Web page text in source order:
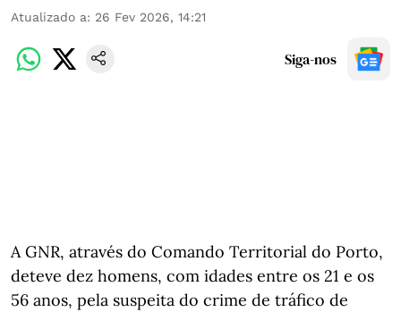
Atualizado a: 26 Fev 2026, 14:21
Siga-nos
A GNR, através do Comando Territorial do Porto,
deteve dez homens, com idades entre os 21 e os
56 anos, pela suspeita do crime de tráfico de